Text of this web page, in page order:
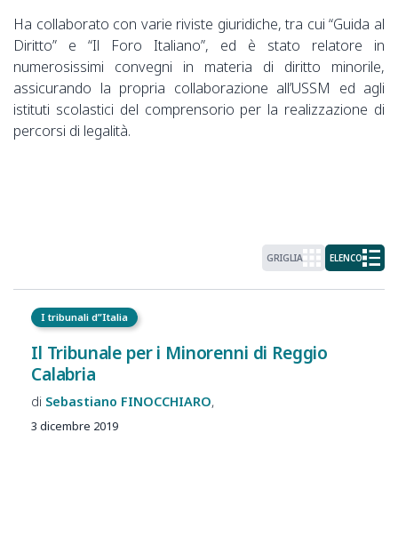
Ha collaborato con varie riviste giuridiche, tra cui “Guida al
Diritto” e “Il Foro Italiano”, ed è stato relatore in
numerosissimi convegni in materia di diritto minorile,
assicurando la propria collaborazione all’USSM ed agli
istituti scolastici del comprensorio per la realizzazione di
percorsi di legalità.
GRIGLIA ELENCO
I tribunali d”Italia
Il Tribunale per i Minorenni di Reggio
Calabria
Sebastiano FINOCCHIARO
3 dicembre 2019